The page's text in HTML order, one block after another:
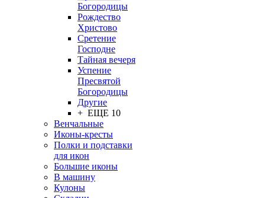
Богородицы
Рождество
Христово
Сретение
Господне
Тайная вечеря
Успение
Пресвятой
Богородицы
Другие
+ ЕЩЕ 10
Венчальные
Иконы-кресты
Полки и подставки
для икон
Большие иконы
В машину
Кулоны